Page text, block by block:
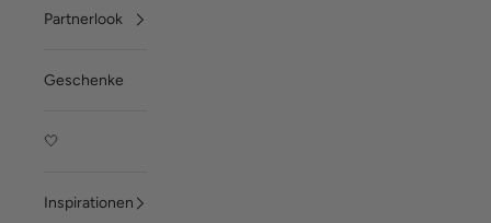
Partnerlook
Geschenke
🤍
Inspirationen